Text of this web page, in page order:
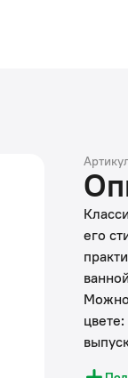
его
Можно